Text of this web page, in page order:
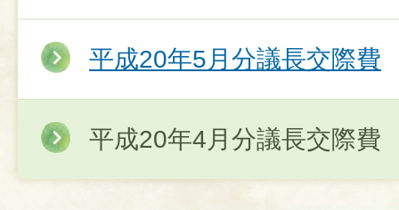
平成20年5月分議長交際費
平成20年4月分議長交際費